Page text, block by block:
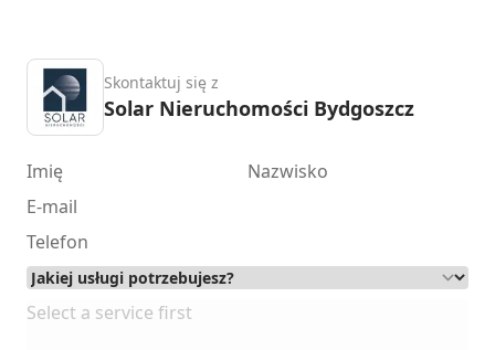
Skontaktuj się z
Solar Nieruchomości Bydgoszcz